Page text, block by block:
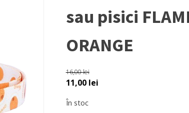
sau pisici
ORANGE
16,00lei
Prețul
a
11,00 leiPrețul
În stoc